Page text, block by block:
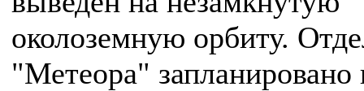
околоземную орбиту.
"Метеора" запланировано